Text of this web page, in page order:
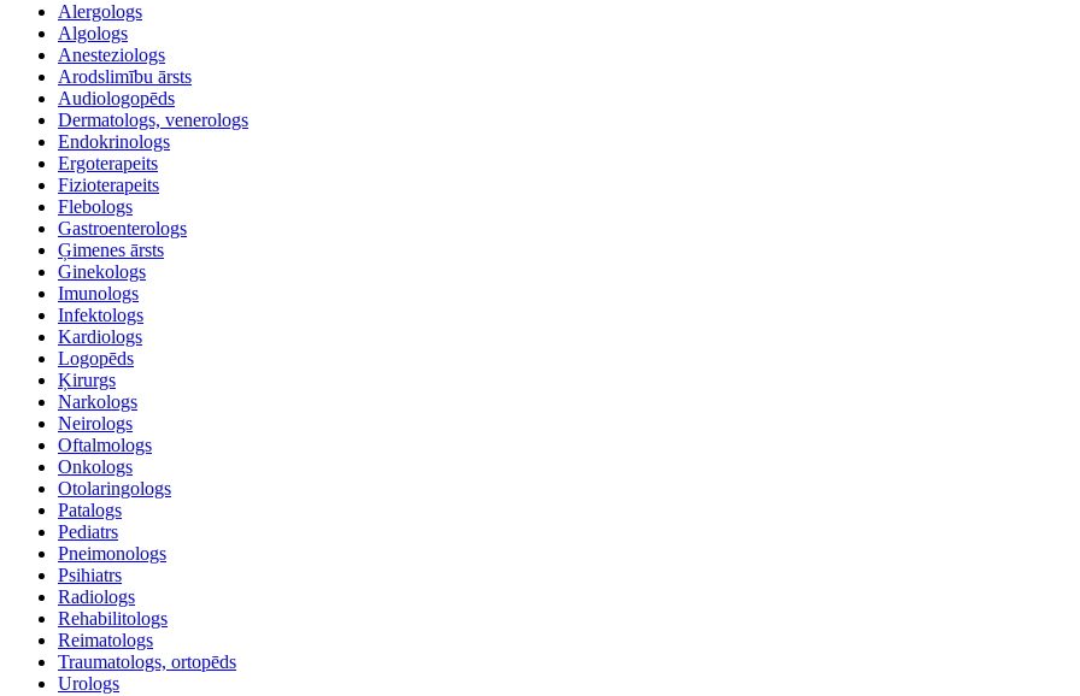
Alergologs
Algologs
Anesteziologs
Arodslimību ārsts
Audiologopēds
Dermatologs, venerologs
Endokrinologs
Ergoterapeits
Fizioterapeits
Flebologs
Gastroenterologs
Ģimenes ārsts
Ginekologs
Imunologs
Infektologs
Kardiologs
Logopēds
Ķirurgs
Narkologs
Neirologs
Oftalmologs
Onkologs
Otolaringologs
Patalogs
Pediatrs
Pneimonologs
Psihiatrs
Radiologs
Rehabilitologs
Reimatologs
Traumatologs, ortopēds
Urologs